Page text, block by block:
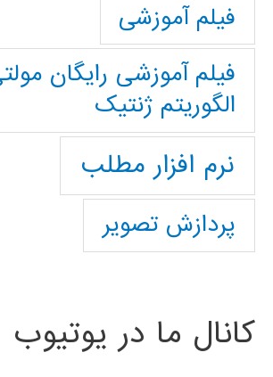
فیلم آموزشی
فیلم آموزشی رایگان
الگوریتم ژنتیک
نرم افزار مطلب
پردازش تصویر
کانال ما در یوتیوب